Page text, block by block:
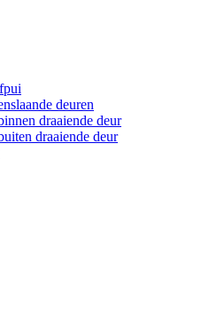
deuren
draaiende deur
draaiende deur